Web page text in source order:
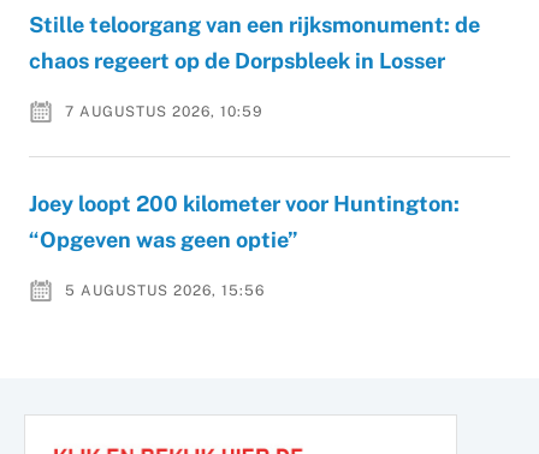
Stille teloorgang van een rijksmonument: de
chaos regeert op de Dorpsbleek in Losser
7 AUGUSTUS 2026, 10:59
Joey loopt 200 kilometer voor Huntington:
“Opgeven was geen optie”
5 AUGUSTUS 2026, 15:56